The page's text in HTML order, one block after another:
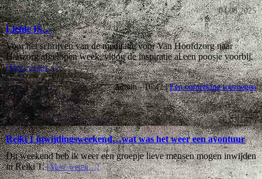
04.08.2025
Liefde IS…
Voor het schrijven van de meditatie voor Van Hoofdzorg naar
Hartzorg afgelopen week, vloog de inspiratie al een poosje voorbij.
[Meer weten…]
Admin - 16:42 |Een opmerking toevoegen
06.07.2025
Reiki 1 inwijdingsweekend…wat was het weer een avontuur
Dit weekend heb ik weer een groepje lieve mensen mogen inwijden
in Reiki 1.[Meer weten…]